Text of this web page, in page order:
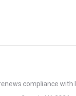
compliance with